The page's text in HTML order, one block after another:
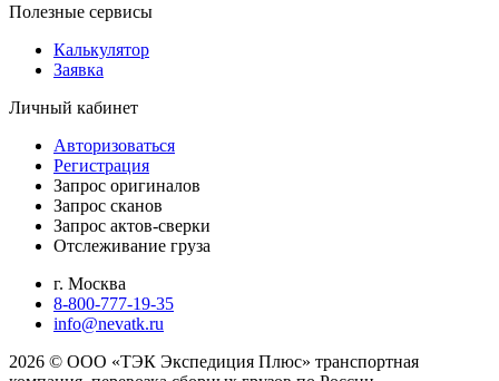
Полезные сервисы
Калькулятор
Заявка
Личный кабинет
Авторизоваться
Регистрация
Запрос оригиналов
Запрос сканов
Запрос актов-сверки
Отслеживание груза
г. Москва
8-800-777-19-35
info@nevatk.ru
2026 © ООО «ТЭК Экспедиция Плюс» транспортная